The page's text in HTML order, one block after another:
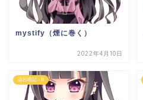
mystify（煙に巻く）
2022年4月10日
語呂暗記 - B